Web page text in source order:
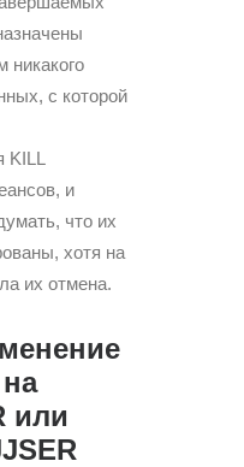
с которой
KILL
и
что их
хотя на
их отмена.
или